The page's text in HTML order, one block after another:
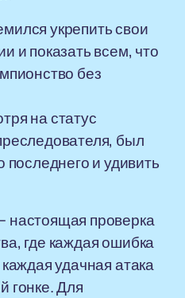
укрепить свои
и показать всем, что
без
на статус
был
последнего и удивить
настоящая проверка
где каждая ошибка
удачная атака
гонке. Для